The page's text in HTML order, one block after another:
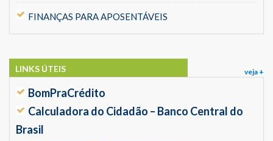
FINANÇAS PARA APOSENTÁVEIS
veja +
LINKS ÚTEIS
BomPraCrédito
Calculadora do Cidadão – Banco Central do
Brasil